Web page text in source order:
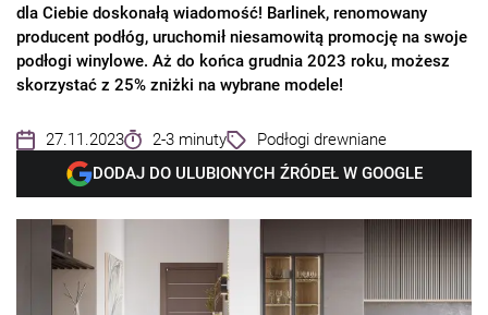
dla Ciebie doskonałą wiadomość! Barlinek, renomowany
producent podłóg, uruchomił niesamowitą promocję na swoje
podłogi winylowe. Aż do końca grudnia 2023 roku, możesz
skorzystać z 25% zniżki na wybrane modele!
27.11.2023 2-3 minuty
Podłogi drewniane
DODAJ DO ULUBIONYCH ŹRÓDEŁ W GOOGLE